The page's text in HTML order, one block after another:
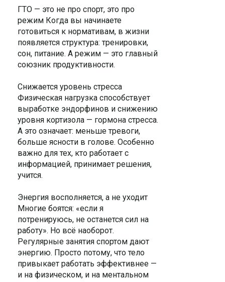
ГТО — это не про спорт, это про
режим Когда вы начинаете
готовиться к нормативам, в жизни
появляется структура: тренировки,
сон, питание. А режим — это главный
союзник продуктивности.
Снижается уровень стресса
Физическая нагрузка способствует
выработке эндорфинов и снижению
уровня кортизола — гормона стресса.
А это означает: меньше тревоги,
больше ясности в голове. Особенно
важно для тех, кто работает с
информацией, принимает решения,
учится.
Энергия восполняется, а не уходит
Многие боятся: «если я
потренируюсь, не останется сил на
работу». Но всё наоборот.
Регулярные занятия спортом дают
энергию. Просто потому, что тело
привыкает работать эффективнее —
и на физическом, и на ментальном